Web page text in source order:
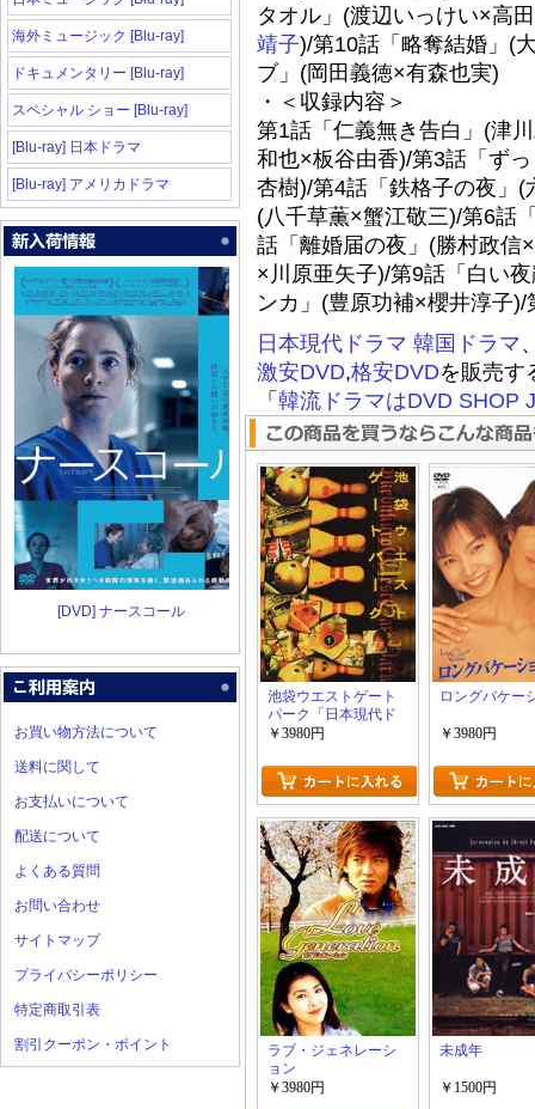
海外ミュージック [Blu-ray]
ドキュメンタリー [Blu-ray]
スペシャル ショー [Blu-ray]
[Blu-ray] 日本ドラマ
[Blu-ray] アメリカドラマ
[DVD] ナースコール
お買い物方法について
送料に関して
お支払いについて
配送について
よくある質問
お問い合わせ
サイトマップ
プライバシーポリシー
特定商取引表
割引クーポン・ポイント
タオル」(渡辺いっけい×高
靖子)/第10話「略奪結婚」(
ブ」(岡田義徳×有森也実)
・＜収録内容＞
第1話「仁義無き告白」(津
和也×板谷由香)/第3話「ず
杏樹)/第4話「鉄格子の夜」
(八千草薫×蟹江敬三)/第6話
話「離婚届の夜」(勝村政信
×川原亜矢子)/第9話「白い
ンカ」(豊原功補×櫻井淳子
日本現代ドラマ 韓国ドラマ
激安DVD,格安DVDを販売す
「 韓流ドラマはDVD SHOP
池袋ウエストゲート
パーク「日本現代ド
ラマ」
￥3980円
ロングバケー
￥3980円
ラブ・ジェネレーシ
ョン
￥3980円
未成年
￥1500円